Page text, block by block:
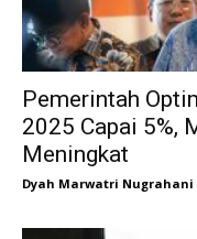
Pemerintah
2025 Capai 5%,
Meningkat
Dyah Marwatri Nugrahani